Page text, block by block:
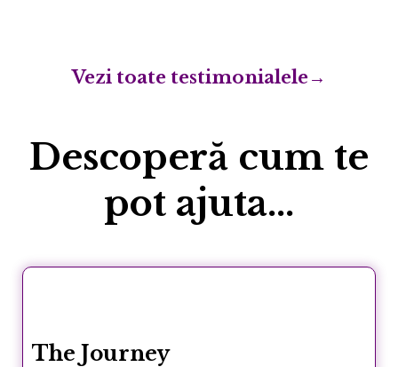
Vezi toate testimonialele→
Descoperă cum te
pot ajuta...
The Journey